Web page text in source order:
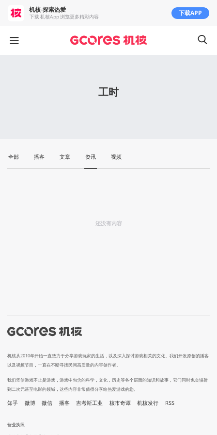
工时
全部 播客 文章 资讯 视频
还没有内容
机核从2010年开始一直致力于分享游戏玩家的生活，以及深入探讨游戏相关的文化。我们开发原创的播客
以及视频节目，一直在不断寻找民间高质量的内容创作者。
我们坚信游戏不止是游戏，游戏中包含的科学，文化，历史等各个层面的知识和故事，它们同时也会辐射
到二次元甚至电影的领域，这些内容非常值得分享给热爱游戏的您。
知乎 微博 微信 播客 吉考斯工业 核市奇谭 机核发行 RSS
营业执照
机核-探索热爱
下载 机核App 浏览更多精彩内容 下载APP